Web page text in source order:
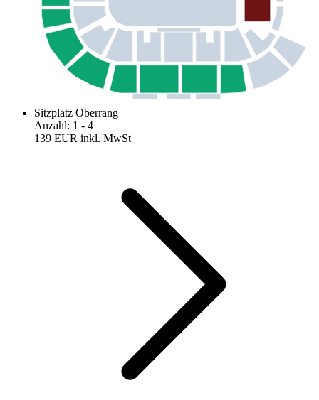
Sitzplatz Oberrang
Anzahl: 1 - 4
139 EUR inkl. MwSt